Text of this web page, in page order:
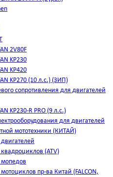
2V80F
KP230
KP420
KP270 (10 л.с.) (ЗИП)
сопротивления для двигателей
KP230-R PRO (9 л.с.)
для двигателей
мототехники (КИТАЙ)
(ATV)
мопедов
пр-ва Китай (FALCON,